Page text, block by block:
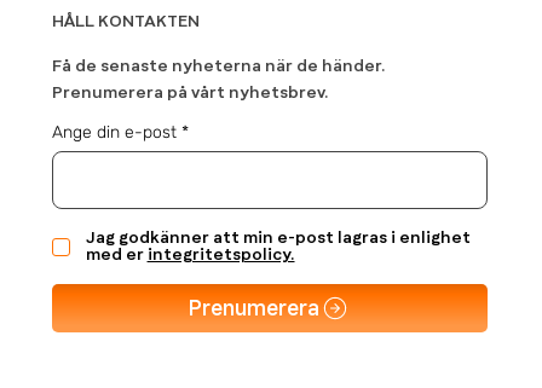
HÅLL KONTAKTEN
Få de senaste nyheterna när de händer.
Prenumerera på vårt nyhetsbrev.
Ange din e-post
Jag godkänner att min e-post lagras i enlighet
med er integritetspolicy.
Prenumerera